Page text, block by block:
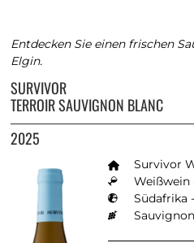
Entdecken Sie einen frischen
Elgin.
SURVIVOR
TERROIR SAUVIGNON BLANC
2025
Survivor
Weißwein
Südafrika